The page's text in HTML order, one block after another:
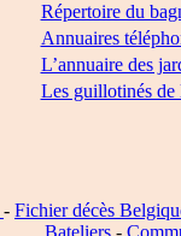
Répertoire du
Annuaires
L’annuaire des
Les guillotinés de
- Fichier décès